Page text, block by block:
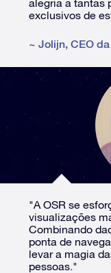
alegria a tantas
exclusivos de
~ Jolijn, CEO
"A OSR se
visualizações
Combinando
ponta de
levar a magia
pessoas."